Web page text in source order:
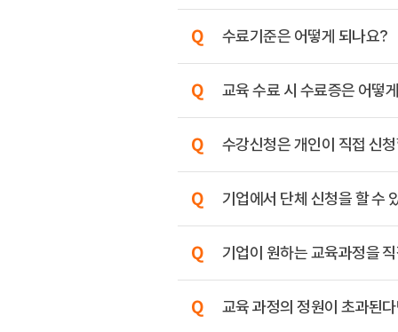
수료기준은 어떻게 되나요?
교육 수료 시 수료증은 어떻
수강신청은 개인이 직접 신
기업에서 단체 신청을 할 수
기업이 원하는 교육과정을
교육 과정의 정원이 초과된